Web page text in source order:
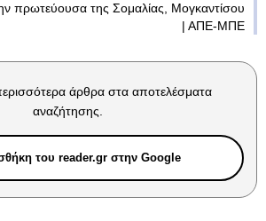
πρωτεύουσα της Σομαλίας, Μογκαντίσου
| ΑΠΕ-ΜΠΕ
άρθρα στα αποτελέσματα
αναζήτησης.
του reader.gr στην Google